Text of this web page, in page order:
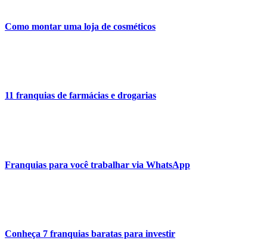
Como montar uma loja de cosméticos
11 franquias de farmácias e drogarias
Franquias para você trabalhar via WhatsApp
Conheça 7 franquias baratas para investir